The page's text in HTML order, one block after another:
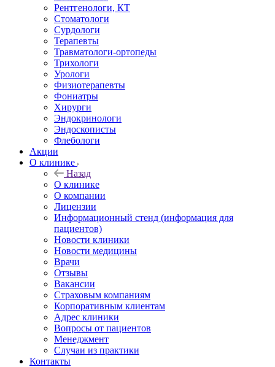
Рентгенологи, КТ
Стоматологи
Сурдологи
Терапевты
Травматологи-ортопеды
Трихологи
Урологи
Физиотерапевты
Фониатры
Хирурги
Эндокринологи
Эндоскописты
Флебологи
Акции
О клинике
Назад
О клинике
О компании
Лицензии
Информационный стенд (информация для
пациентов)
Новости клиники
Новости медицины
Врачи
Отзывы
Вакансии
Страховым компаниям
Корпоративным клиентам
Адрес клиники
Вопросы от пациентов
Менеджмент
Случаи из практики
Контакты